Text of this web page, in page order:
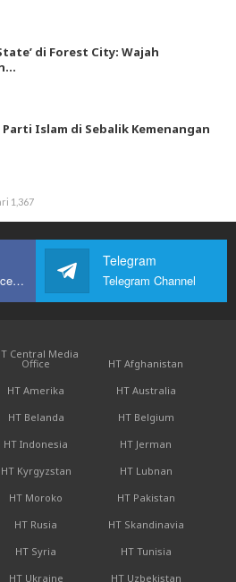
di Forest City: Wajah
Parti Islam di Sebalik Kemenangan
1,367
Sertai kami di Facebook
Telegram
Telegram Channel
Central Media
Office
HT Afghanistan
HT Amerika
HT Australia
HT Belanda
HT Belgium
HT Indonesia
HT Jerman
HT Kyrgyzstan
HT Lubnan
HT Moroko
HT Pakistan
HT Rusia
HT Skandinavia
HT Syria
HT Tunisia
HT Ukraine HT Uzbekistan